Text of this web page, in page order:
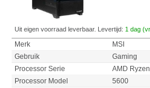
Uit eigen voorraad leverbaar. Levertijd: 1 dag
Merk
MSI
Gebruik
Gaming
Processor Serie
AMD
Processor Model
5600